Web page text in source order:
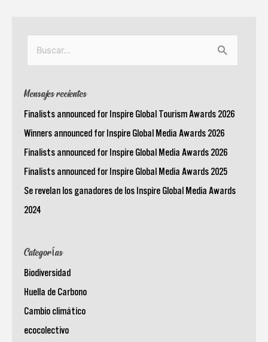
Buscar
Mensajes recientes
Finalists announced for Inspire Global Tourism Awards 2026
Winners announced for Inspire Global Media Awards 2026
Finalists announced for Inspire Global Media Awards 2026
Finalists announced for Inspire Global Media Awards 2025
Se revelan los ganadores de los Inspire Global Media Awards
2024
Categorías
Biodiversidad
Huella de Carbono
Cambio climático
ecocolectivo